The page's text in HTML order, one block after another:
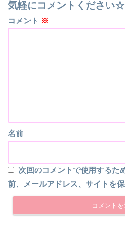
気軽にコメントください☆
コメント ※
名前
次回のコメントで使用するた
前、メールアドレス、サイトを保